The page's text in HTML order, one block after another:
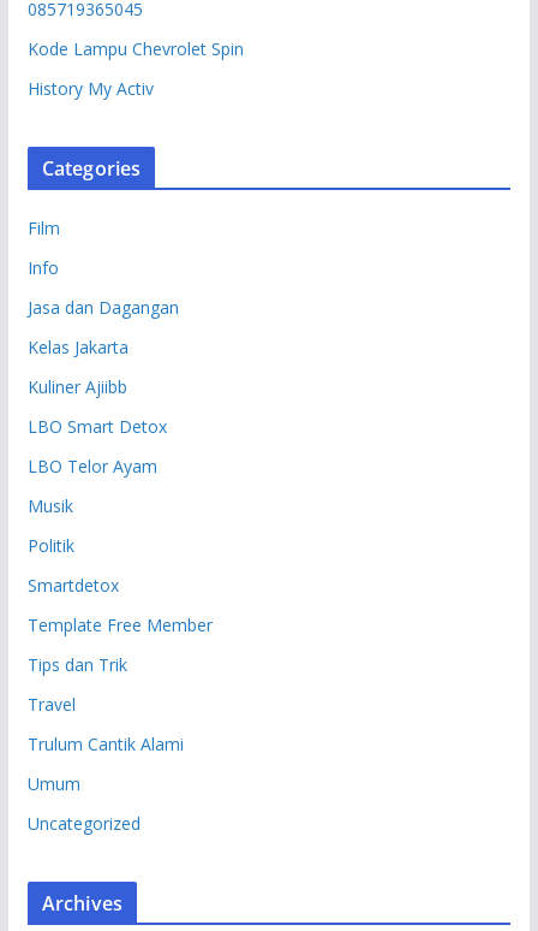
085719365045
Kode Lampu Chevrolet Spin
History My Activ
Categories
Film
Info
Jasa dan Dagangan
Kelas Jakarta
Kuliner Ajiibb
LBO Smart Detox
LBO Telor Ayam
Musik
Politik
Smartdetox
Template Free Member
Tips dan Trik
Travel
Trulum Cantik Alami
Umum
Uncategorized
Archives